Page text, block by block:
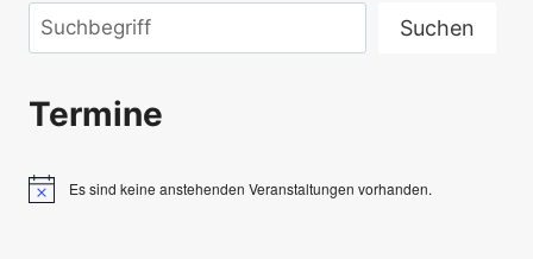
Suchen Suchen
Termine
HinweisEs sind keine anstehenden Veranstaltungen vorhanden.